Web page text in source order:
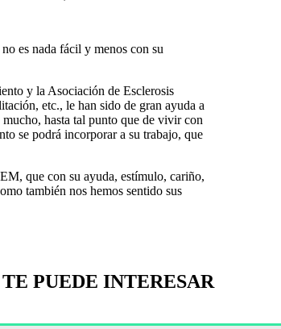
es nada fácil y menos con su
y la Asociación de Esclerosis
etc., le han sido de gran ayuda a
hasta tal punto que de vivir con
se podrá incorporar a su trabajo, que
que con su ayuda, estímulo, cariño,
también nos hemos sentido sus
TE PUEDE INTERESAR